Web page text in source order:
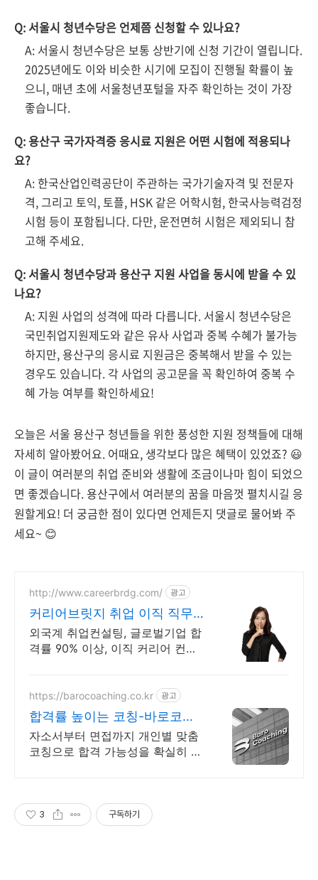
Q: 서울시 청년수당은 언제쯤 신청할 수 있나요?
A: 서울시 청년수당은 보통 상반기에 신청 기간이 열립니다.
2025년에도 이와 비슷한 시기에 모집이 진행될 확률이 높
으니, 매년 초에 서울청년포털을 자주 확인하는 것이 가장
좋습니다.
Q: 용산구 국가자격증 응시료 지원은 어떤 시험에 적용되나
요?
A: 한국산업인력공단이 주관하는 국가기술자격 및 전문자
격, 그리고 토익, 토플, HSK 같은 어학시험, 한국사능력검정
시험 등이 포함됩니다. 다만, 운전면허 시험은 제외되니 참
고해 주세요.
Q: 서울시 청년수당과 용산구 지원 사업을 동시에 받을 수 있
나요?
A: 지원 사업의 성격에 따라 다릅니다. 서울시 청년수당은
국민취업지원제도와 같은 유사 사업과 중복 수혜가 불가능
하지만, 용산구의 응시료 지원금은 중복해서 받을 수 있는
경우도 있습니다. 각 사업의 공고문을 꼭 확인하여 중복 수
혜 가능 여부를 확인하세요!
오늘은 서울 용산구 청년들을 위한 풍성한 지원 정책들에 대해
자세히 알아봤어요. 어때요, 생각보다 많은 혜택이 있었죠? 😃
이 글이 여러분의 취업 준비와 생활에 조금이나마 힘이 되었으
면 좋겠습니다. 용산구에서 여러분의 꿈을 마음껏 펼치시길 응
원할게요! 더 궁금한 점이 있다면 언제든지 댓글로 물어봐 주
세요~ 😊
http://www.careerbrdg.com/ 광고
커리어브릿지 취업 이직 직무
설정
외국계 취업컨설팅, 글로벌기업 합
격률 90% 이상, 이직 커리어 컨설
https://barocoaching.co.kr 광고
합격률 높이는 코칭-바로코칭
자소서 및 면접대비 완벽정리
자소서부터 면접까지 개인별 맞춤
코칭으로 합격 가능성을 확실히 높
3 구독하기